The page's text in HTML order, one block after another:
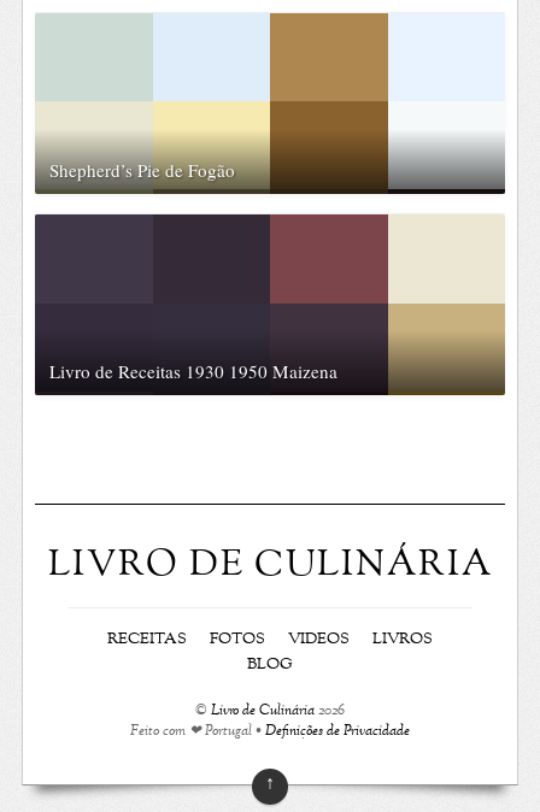
Shepherd’s Pie de Fogão
Livro de Receitas 1930 1950 Maizena
LIVRO DE CULINÁRIA
RECEITAS FOTOS VIDEOS
LIVROS
BLOG
© Livro de Culinária2026
Feito com ❤ Portugal •Definições de Privacidade
↑